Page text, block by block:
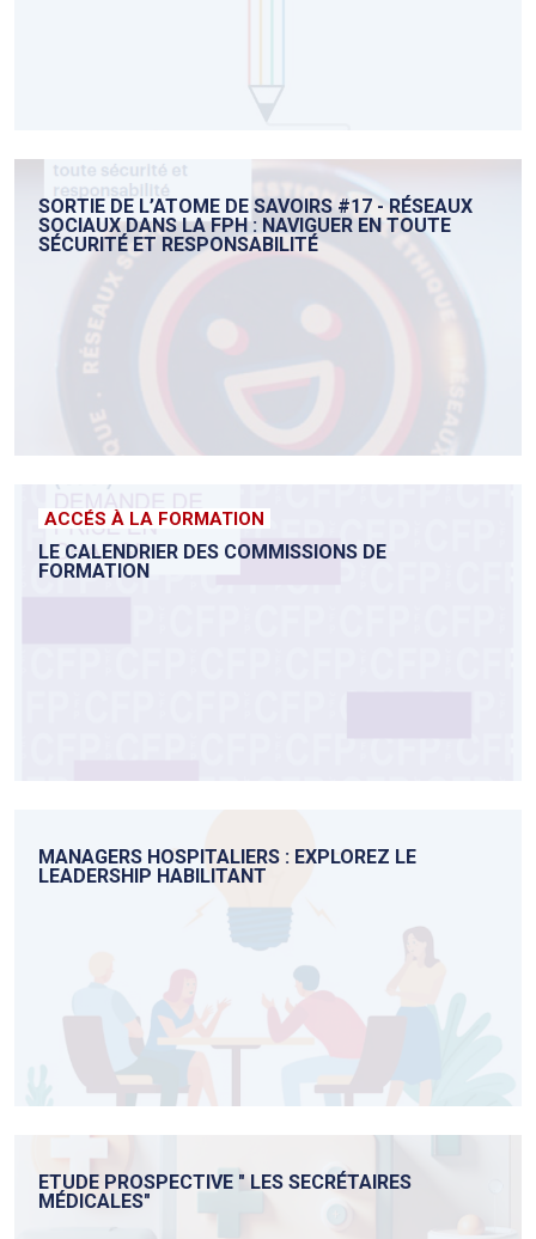
SORTIE DE L’ATOME DE SAVOIRS #17 - RÉSEAUX
SOCIAUX DANS LA FPH : NAVIGUER EN TOUTE
SÉCURITÉ ET RESPONSABILITÉ
ACCÉS À LA FORMATION
LE CALENDRIER DES COMMISSIONS DE
FORMATION
MANAGERS HOSPITALIERS : EXPLOREZ LE
LEADERSHIP HABILITANT
ETUDE PROSPECTIVE " LES SECRÉTAIRES
MÉDICALES"